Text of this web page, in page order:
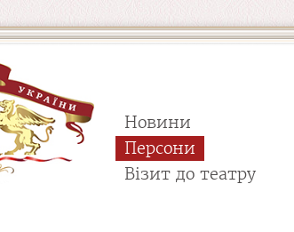
Новини
Персони
Візит до театру